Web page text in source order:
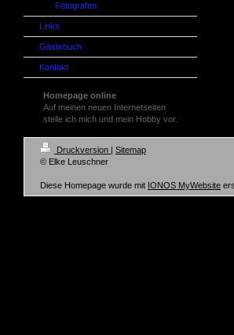
Fotografen
Links
Gästebuch
Kontakt
Homepage online
Auf meinen neuen Internetseiten
stelle ich mich und mein Hobby vor.
Druckversion | Sitemap
© Elke Leuschner
Diese Homepage wurde mit IONOS MyWebsite